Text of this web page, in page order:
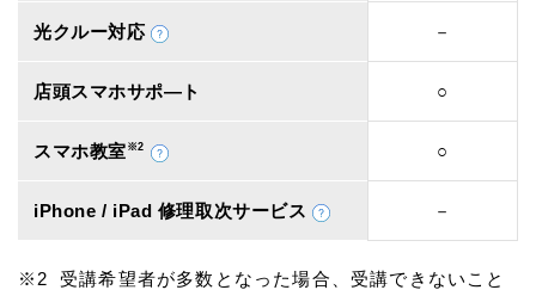
光クルー対応 －
店頭スマホサポ―ト ○
スマホ教室 ※2 ○
iPhone / iPad 修理取次サービス －
受講希望者が多数となった場合、受講できないこと